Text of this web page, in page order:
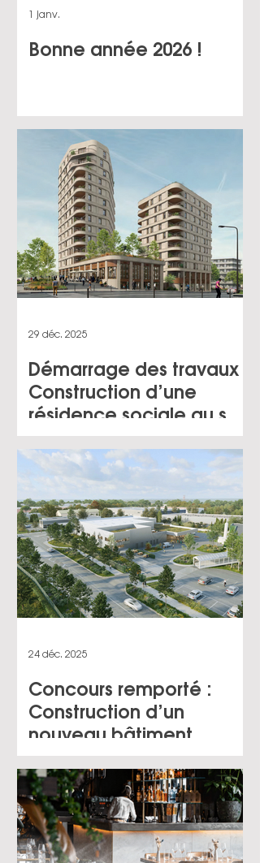
Bonne année 2026 !
1 janv.
Démarrage des travaux :
Construction d’une
résidence sociale au sein
de la ZAC Campus
Grand Parc à Villejuif (94)
pour le compte de
Logirep
29 déc. 2025
Concours remporté :
Construction d’un
nouveau bâtiment
industriel sur le site ESI à
Nemours (77) pour le
compte du ministère de
l’Économie et des
Finances
24 déc. 2025